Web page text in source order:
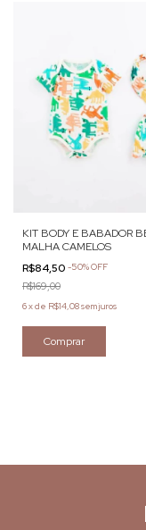
KIT BODY E BABADOR
MALHA CAMELOS
R$84,50 -50%OFF
R$169,00
6xde R$14,08sem juros
Comprar